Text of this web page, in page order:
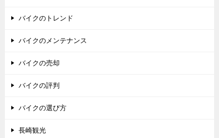
バイクのトレンド
バイクのメンテナンス
バイクの売却
バイクの評判
バイクの選び方
長崎観光